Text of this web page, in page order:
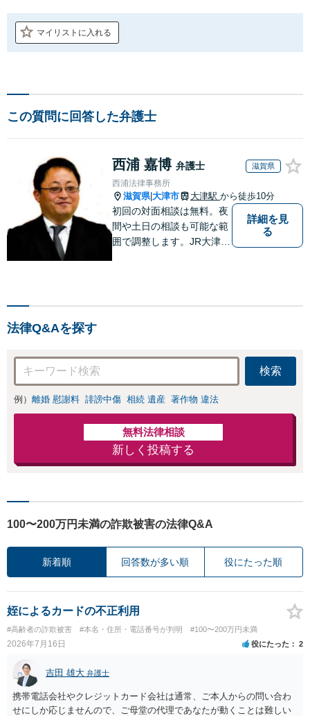
マイリストに入れる
この質問に回答した弁護士
西浦 嘉博 弁護士 滋賀県
西浦法律事務所
滋賀県|大津市 大津駅 から徒歩10分
初回の対面相談は無料。夜
間や土日の相談も可能な範
囲で調整します。JR大津駅
詳細を見
る
法律Q&Aを探す
検索
例） 離婚 慰謝料 誹謗中傷 相続 遺産 著作物 違法
無料法律相談
新しく投稿する
100〜200万円未満の詐欺被害の法律Q&A
新着順 回答数が多い順 役にたった順
姪によるカードの不正利用
#高齢者の詐欺被害 #本名・住所・電話番号が判明 #100〜200万円未満
2026年7月16日 役にたった 2
吉田 雄大 弁護士
携帯電話会社やクレジットカード会社は通常、ご本人からの問い合わ
せにしか応じませんので、ご母堂の代理であなたが動くことは難しい